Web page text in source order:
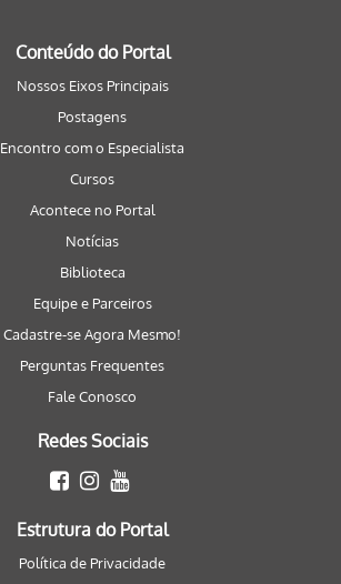
Conteúdo do Portal
Nossos Eixos Principais
Postagens
Encontro com o Especialista
Cursos
Acontece no Portal
Notícias
Biblioteca
Equipe e Parceiros
Cadastre-se Agora Mesmo!
Perguntas Frequentes
Fale Conosco
Redes Sociais
Estrutura do Portal
Política de Privacidade